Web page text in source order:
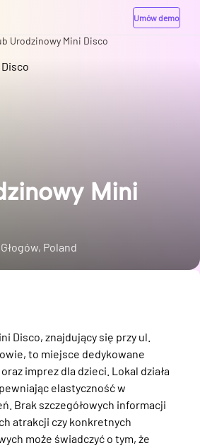
Umów demo
Urodzinowy Mini Disco
Mini
Poland
Disco, znajdujący się przy ul.
to miejsce dedykowane
imprez dla dzieci. Lokal działa
elastyczność w
Brak szczegółowych informacji
atrakcji czy konkretnych
może świadczyć o tym, że